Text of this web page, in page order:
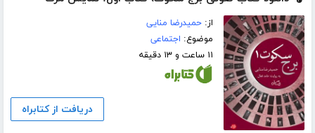
از:حمیدرضا منایی
موضوع: اجتماعی
۱۱ ساعت و ۱۳ دقیقه
دریافت از کتابراه